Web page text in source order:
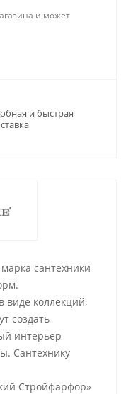
и может
и быстрая
сантехники
виде коллекций,
создать
интерьер
Сантехнику
Стройфарфор»